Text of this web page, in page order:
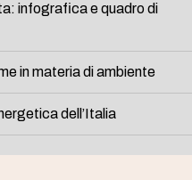
infografica e quadro di
in materia di ambiente
dell’Italia